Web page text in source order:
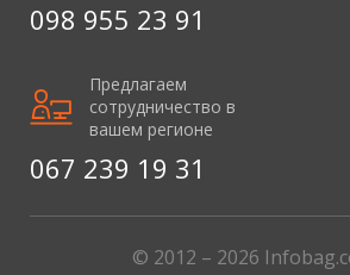
098 955 23 91
Предлагаем
сотрудничество в
вашем регионе
067 239 19 31
© 2012 – 2026